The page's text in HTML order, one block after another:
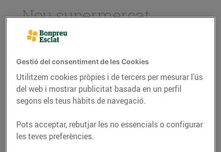
Nou supermercat
Bonpreu a l’antic
cinema Urgell de
Barcelona
29/de novembre/2019
L’establiment té una superfície de vendes
Amb l’obertura del supermercat s’han
Gestió del consentiment de les Cookies
Utilitzem cookies pròpies i de tercers per mesurar l’ús
del web i mostrar publicitat basada en un perfil
segons els teus hàbits de navegació.
Pots acceptar, rebutjar les no essencials o configurar
les teves preferències.